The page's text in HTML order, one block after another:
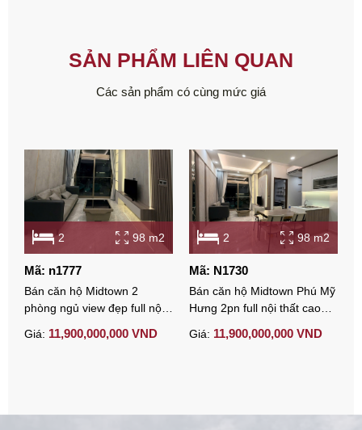
SẢN PHẨM LIÊN QUAN
Các sản phẩm có cùng mức giá
2 98 m2
Mã: n1777
Bán căn hộ Midtown 2
phòng ngủ view đẹp full nội
Giá: 11,900,000,000 VND
2 98 m2
Mã: N1730
Bán căn hộ Midtown Phú Mỹ
Hưng 2pn full nội thất cao
Giá: 11,900,000,000 VND